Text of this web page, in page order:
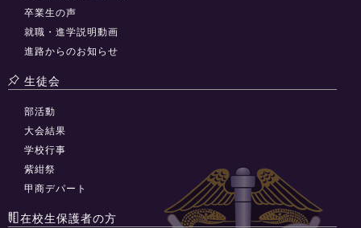
卒業生の声
就職・進学説明動画
進路からのお知らせ
生徒会
部活動
大会結果
学校行事
紫紺祭
甲商デパート
在校生保護者の方